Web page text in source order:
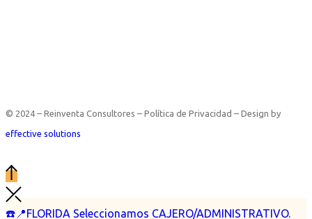
☎️📍FLORIDA Seleccionamos CAJERO/ADMINISTRATIVO.
© 2024 – Reinventa Consultores – Política de Privacidad – Design by
effective solutions